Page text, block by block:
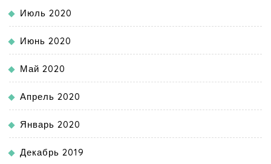
Июль 2020
Июнь 2020
Май 2020
Апрель 2020
Январь 2020
Декабрь 2019